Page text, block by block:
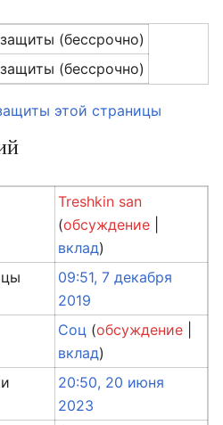
(бессрочно)
(бессрочно)
этой страницы
Treshkin san
(обсуждение
вклад)
09:51, 7 декабря
2019
Соц (обсуждение
вклад)
20:50, 20 июня
2023